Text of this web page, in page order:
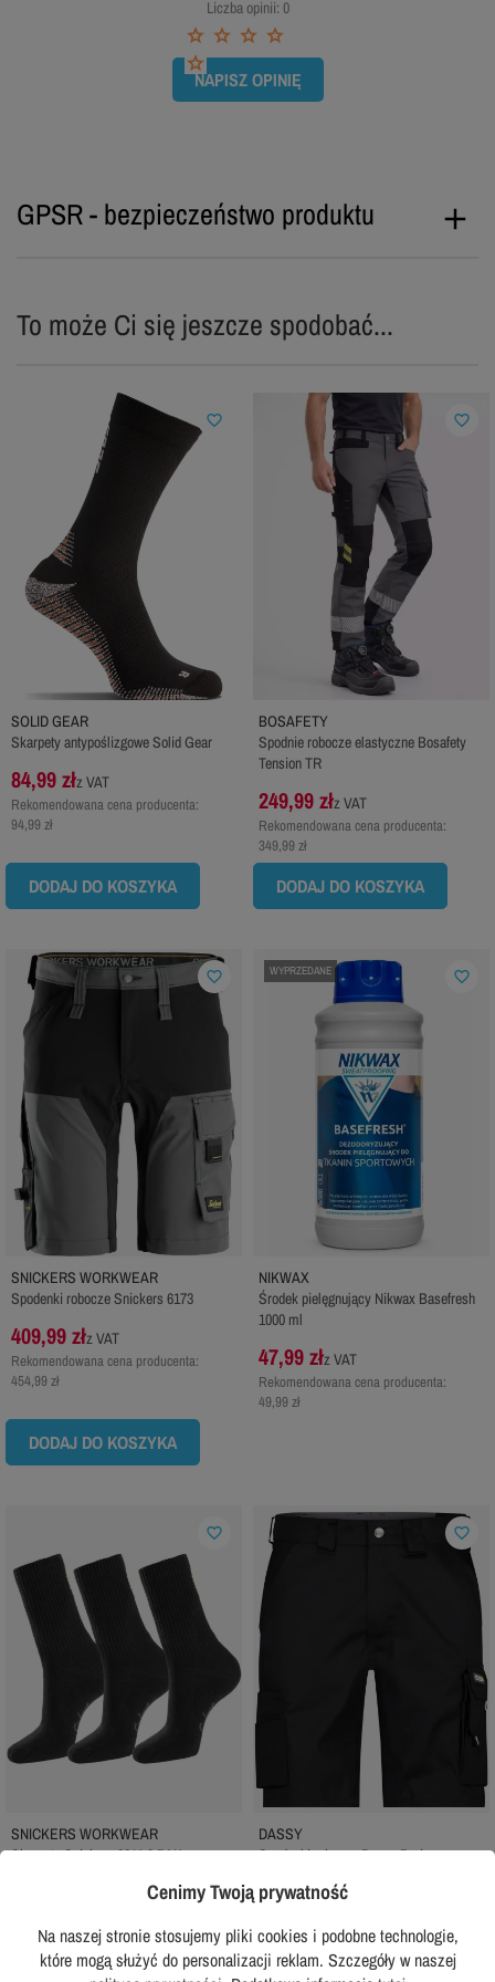
Liczba opinii: 0
NAPISZ OPINIĘ
GPSR - bezpieczeństwo produktu
To może Ci się jeszcze spodobać...
SOLID GEAR
Skarpety antypoślizgowe Solid Gear
84,99 złz VAT
Rekomendowana cena producenta:
94,99 zł
DODAJ DO KOSZYKA
favorite_border
BOSAFETY
Spodnie robocze elastyczne Bosafety
Tension TR
249,99 złz VAT
Rekomendowana cena producenta:
349,99 zł
DODAJ DO KOSZYKA
favorite_border
SNICKERS WORKWEAR
Spodenki robocze Snickers 6173
409,99 złz VAT
Rekomendowana cena producenta:
454,99 zł
DODAJ DO KOSZYKA
favorite_border WYPRZEDANE
NIKWAX
Środek pielęgnujący Nikwax Basefresh
1000 ml
47,99 złz VAT
Rekomendowana cena producenta:
49,99 zł
favorite_border
SNICKERS WORKWEAR
Skarpety Snickers 9214 3 PAK
71,99 zł
favorite_border
DASSY
Spodenki robocze Dassy Bari
144,99 złz VAT
164,99 zł
favorite_border
Cenimy Twoją prywatność
Na naszej stronie stosujemy pliki cookies i podobne technologie,
które mogą służyć do personalizacji reklam. Szczegóły w naszej